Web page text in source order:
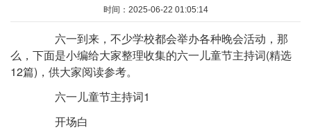
时间：2025-06-22 01:05:14
六一到来，不少学校都会举办各种晚会活动，那
么，下面是小编给大家整理收集的六一儿童节主持词(精选
12篇)，供大家阅读参考。
六一儿童节主持词1
开场白